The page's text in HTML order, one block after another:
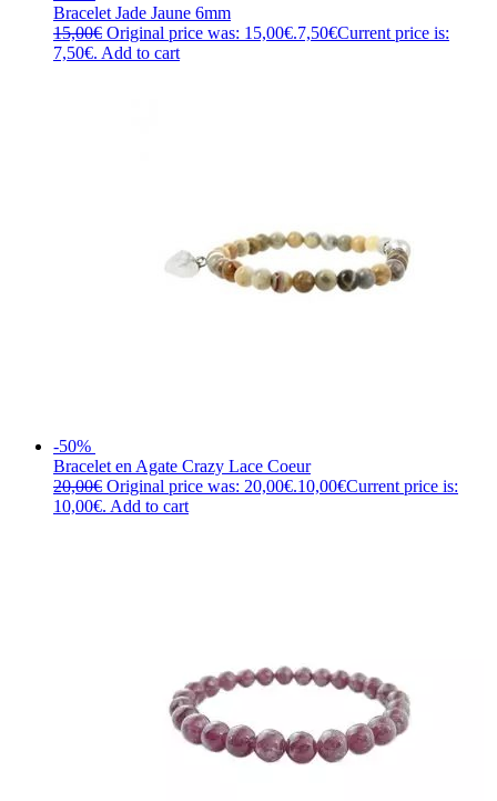
Bracelet Jade Jaune 6mm
15,00€ Original price was: 15,00€.7,50€Current price is:
7,50€. Add to cart
-50%
Bracelet en Agate Crazy Lace Coeur
20,00€ Original price was: 20,00€.10,00€Current price is:
10,00€. Add to cart